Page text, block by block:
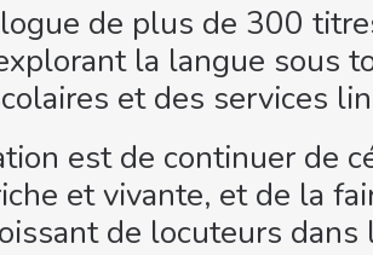
de plus de 300
la langue sous
et des services
est de continuer de
et vivante, et de la
de locuteurs dans